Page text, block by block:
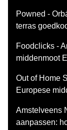
Powned -
terras
Foodclicks -
middenmoot
Out of Home
Europese
Amstelveens
aanpassen: